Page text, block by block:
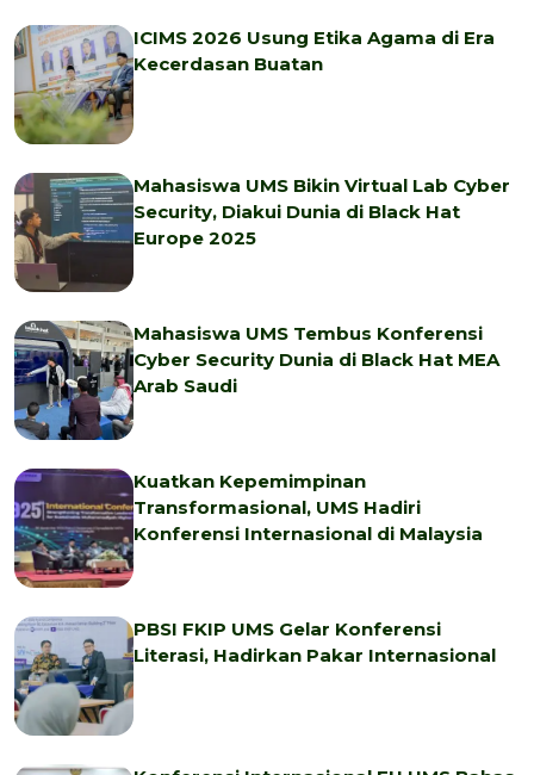
ICIMS 2026 Usung Etika Agama di Era
Kecerdasan Buatan
Mahasiswa UMS Bikin Virtual Lab Cyber
Security, Diakui Dunia di Black Hat
Europe 2025
Mahasiswa UMS Tembus Konferensi
Cyber Security Dunia di Black Hat MEA
Arab Saudi
Kuatkan Kepemimpinan
Transformasional, UMS Hadiri
Konferensi Internasional di Malaysia
PBSI FKIP UMS Gelar Konferensi
Literasi, Hadirkan Pakar Internasional